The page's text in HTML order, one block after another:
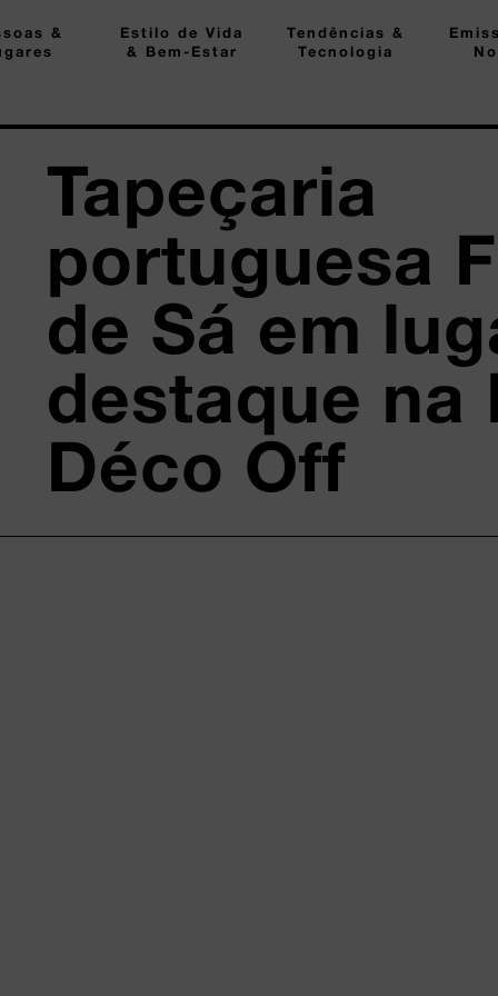
&
Estilo de Vida
& Bem-Estar
Tendências &
Tecnologia
Tapeçaria
portuguesa
de Sá em
destaque na
Déco Off